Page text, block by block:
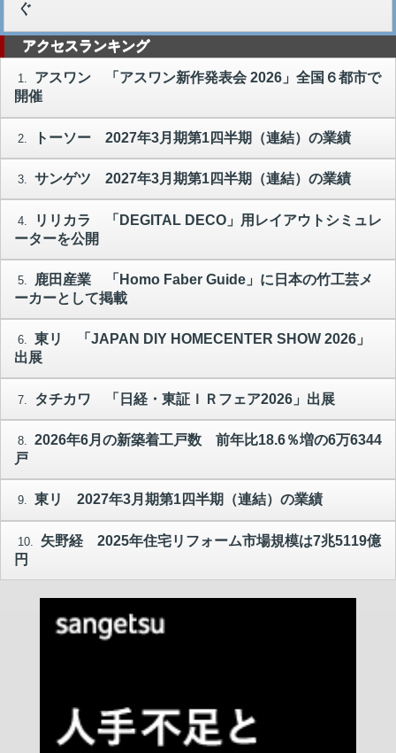
ぐ
アクセスランキング
1.
アスワン 「アスワン新作発表会 2026」全国６都市で
開催
2. トーソー 2027年3月期第1四半期（連結）の業績
3. サンゲツ 2027年3月期第1四半期（連結）の業績
4.
リリカラ 「DEGITAL DECO」用レイアウトシミュレ
ーターを公開
5.
鹿田産業 「Homo Faber Guide」に日本の竹工芸メ
ーカーとして掲載
6. 東リ 「JAPAN DIY HOMECENTER SHOW 2026」
出展
7. タチカワ 「日経・東証ＩＲフェア2026」出展
8. 2026年6月の新築着工戸数 前年比18.6％増の6万6344
戸
9. 東リ 2027年3月期第1四半期（連結）の業績
10.
矢野経 2025年住宅リフォーム市場規模は7兆5119億
円